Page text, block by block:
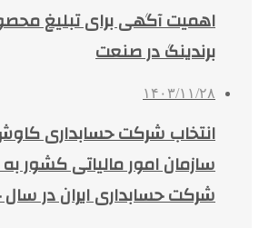
اهمیت آگهی برای تبلیغ
برندینگ در صنعت
۱۴۰۳/۱۱/۲۸
انتخاب شرکت حسابداری
سازمان امور مالیاتی کشور
شرکت حسابداری ایران در سال